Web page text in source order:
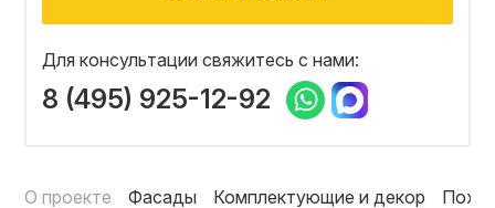
Для консультации свяжитесь с нами:
8 (495) 925-12-92
О проекте Фасады Комплектующие и декор